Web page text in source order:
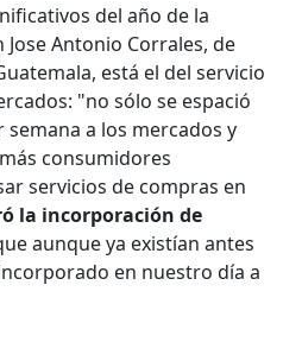
del año de la
Antonio Corrales, de
está el del servicio
"no sólo se espació
a los mercados y
consumidores
servicios de compras en
la incorporación de
aunque ya existían antes
en nuestro día a